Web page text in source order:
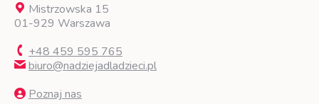
Mistrzowska 15
01-929 Warszawa
+48 459 595 765
biuro@nadziejadladzieci.pl
Poznaj nas